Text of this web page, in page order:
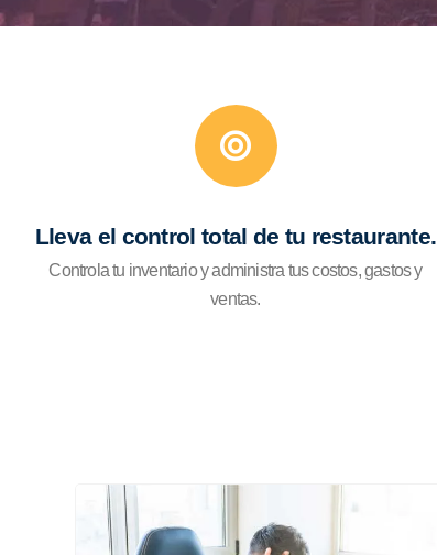
Lleva el control total de tu restaurante.
Controla tu inventario y administra tus costos, gastos y
ventas.